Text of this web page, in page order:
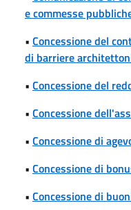
e commesse
• Concessione del
di barriere
• Concessione del
• Concessione
• Concessione di
• Concessione di
• Concessione di